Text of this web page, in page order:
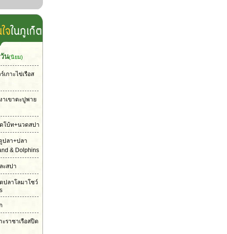
น(นิยม)
เกาะไข่เรือส
าเขาตะปูพาย
ดโบ้ท+นวดสปา
ปลา+ปลา
& Dolphins
ะสปา
ปลาโลมาโชว์
ะราชาเรือสปีด